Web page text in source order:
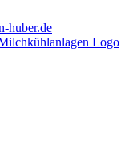
huber.de